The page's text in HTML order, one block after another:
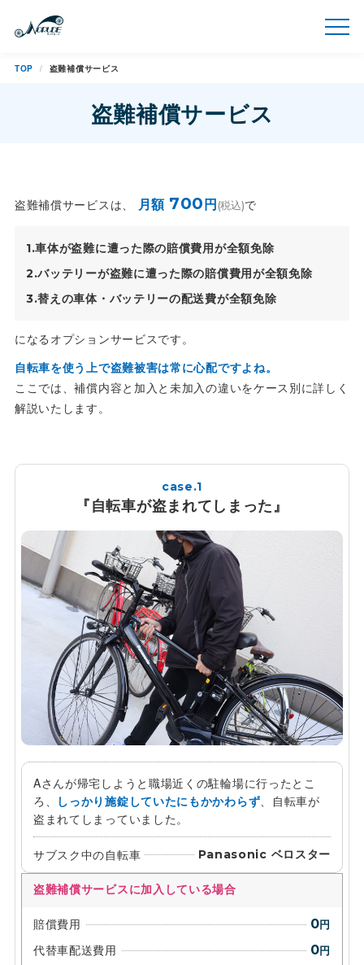
TOP 盗難補償サービス
盗難補償サービス
盗難補償サービスは、 月額 700 円 (税込)で
車体が盗難に遭った際の賠償費用が全額免除
バッテリーが盗難に遭った際の賠償費用が全額免除
替えの車体・バッテリーの配送費が全額免除
になるオプションサービスです。
自転車を使う上で盗難被害は常に心配ですよね。
ここでは、補償内容と加入と未加入の違いをケース別に詳しく
解説いたします。
case.1
『自転車が盗まれてしまった』
Aさんが帰宅しようと職場近くの駐輪場に行ったとこ
ろ、
しっかり施錠していたにもかかわらず、自転車が
盗まれてしまっていました。
サブスク中の自転車 Panasonic ベロスター
盗難補償サービスに加入している場合
賠償費用 0円
代替車配送費用 0円